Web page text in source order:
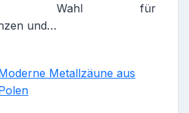
Wahl für
und…
Metallzäune aus